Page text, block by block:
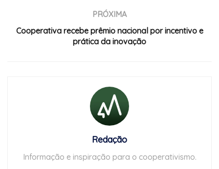
PRÓXIMA
Cooperativa recebe prêmio nacional por incentivo e
prática da inovação
Redação
Informação e inspiração para o cooperativismo.